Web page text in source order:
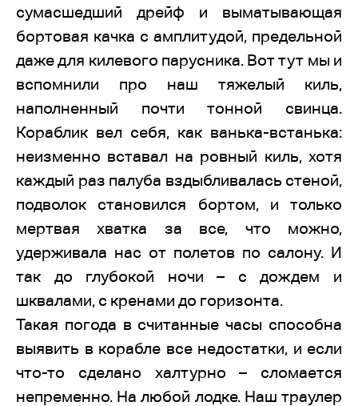
сумасшедший дрейф и выматывающая
бортовая качка с амплитудой, предельной
даже для килевого парусника. Вот тут мы и
вспомнили про наш тяжелый киль,
наполненный почти тонной свинца.
Кораблик вел себя, как ванька-встанька:
неизменно вставал на ровный киль, хотя
каждый раз палуба вздыбливалась стеной,
подволок становился бортом, и только
мертвая хватка за все, что можно,
удерживала нас от полетов по салону. И
так до глубокой ночи – с дождем и
шквалами, c кренами до горизонта.
Такая погода в считанные часы способна
выявить в корабле все недостатки, и если
что-то сделано халтурно – сломается
непременно. На любой лодке. Наш траулер